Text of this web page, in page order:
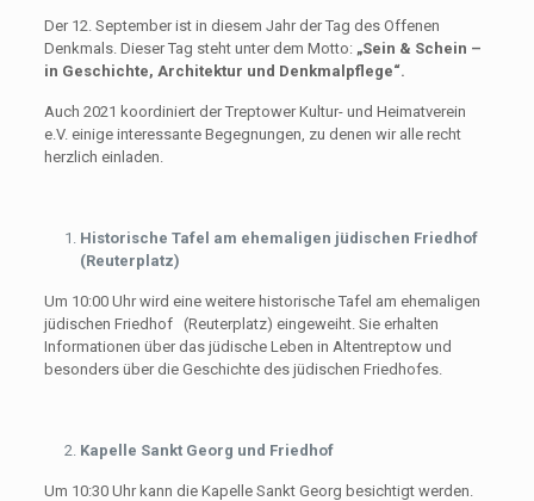
Der 12. September ist in diesem Jahr der Tag des Offenen
Denkmals. Dieser Tag steht unter dem Motto: „Sein & Schein –
in Geschichte, Architektur und Denkmalpflege“.
Auch 2021 koordiniert der Treptower Kultur- und Heimatverein
e.V. einige interessante Begegnungen, zu denen wir alle recht
herzlich einladen.
Historische Tafel am ehemaligen jüdischen Friedhof
(Reuterplatz)
Um 10:00 Uhr wird eine weitere historische Tafel am ehemaligen
jüdischen Friedhof (Reuterplatz) eingeweiht. Sie erhalten
Informationen über das jüdische Leben in Altentreptow und
besonders über die Geschichte des jüdischen Friedhofes.
Kapelle Sankt Georg und Friedhof
Um 10:30 Uhr kann die Kapelle Sankt Georg besichtigt werden.